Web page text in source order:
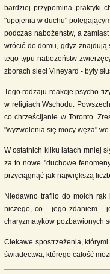
bardziej przypomina praktyki
"upojenia w duchu"
podczas nabożeństw, a
wrócić do domu, gdyż
tego typu nabożeństw
zborach sieci Vineyard - były
Tego rodzaju reakcje psycho-
w religiach Wschodu.
co chrześcijanie w Toronto.
"wyzwolenia się mocy węża"
W ostatnich kilku latach mniej
za to nowe "duchowe
przyciągnąć jak największą
Niedawno trafiło do moich
niczego, co - jego zdaniem -
charyzmatyków pozbawionych
Ciekawe spostrzeżenia,
świadectwa, którego całość